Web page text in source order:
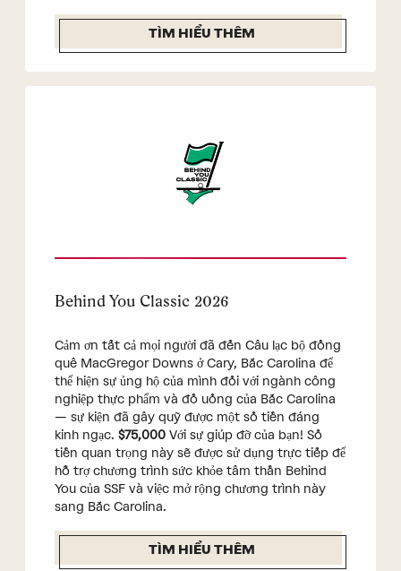
TÌM HIỂU THÊM
Behind You Classic 2026
Cảm ơn tất cả mọi người đã đến Câu lạc bộ đồng
quê MacGregor Downs ở Cary, Bắc Carolina để
thể hiện sự ủng hộ của mình đối với ngành công
nghiệp thực phẩm và đồ uống của Bắc Carolina
— sự kiện đã gây quỹ được một số tiền đáng
kinh ngạc. $75,000 Với sự giúp đỡ của bạn! Số
tiền quan trọng này sẽ được sử dụng trực tiếp để
hỗ trợ chương trình sức khỏe tâm thần Behind
You của SSF và việc mở rộng chương trình này
sang Bắc Carolina.
TÌM HIỂU THÊM